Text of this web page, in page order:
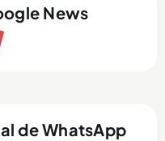
News
de WhatsApp